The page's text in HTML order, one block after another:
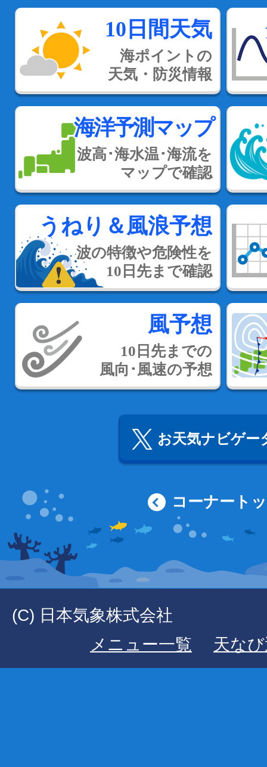
10日間天気
海ポイントの
天気・防災情報
海洋予測マップ
波高･海水温･海流を
マップで確認
うねり＆風浪予想
波の特徴や危険性を
10日先まで確認
風予想
10日先までの
風向･風速の予想
お天気ナビゲー
コーナート
(C) 日本気象株式会社
メニュー一覧
天な